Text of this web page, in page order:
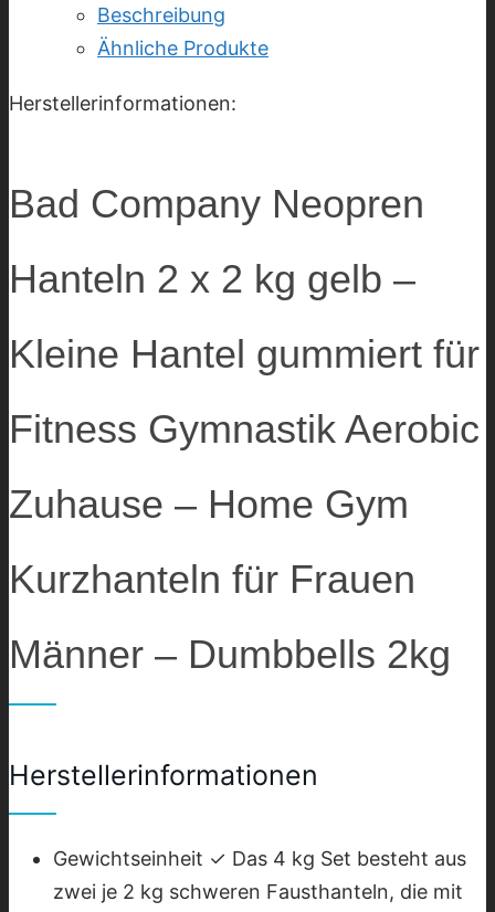
Beschreibung
Ähnliche Produkte
Herstellerinformationen:
Bad Company Neopren
Hanteln 2 x 2 kg gelb –
Kleine Hantel gummiert für
Fitness Gymnastik Aerobic
Zuhause – Home Gym
Kurzhanteln für Frauen
Männer – Dumbbells 2kg
Herstellerinformationen
Gewichtseinheit ✓ Das 4 kg Set besteht aus
zwei je 2 kg schweren Fausthanteln, die mit